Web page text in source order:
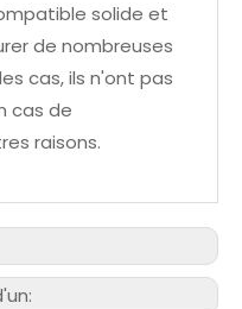
solide et
de nombreuses
cas, ils n'ont pas
cas de
raisons.